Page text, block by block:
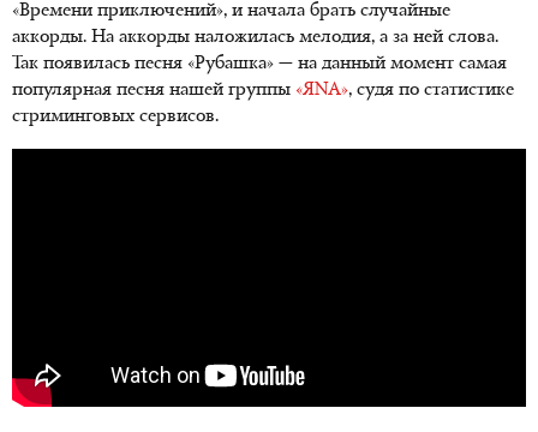
«Времени приключений», и начала брать случайные
аккорды. На аккорды наложилась мелодия, а за ней слова.
Так появилась песня «Рубашка» — на данный момент самая
популярная песня нашей группы «ЯNA», судя по статистике
стриминговых сервисов.